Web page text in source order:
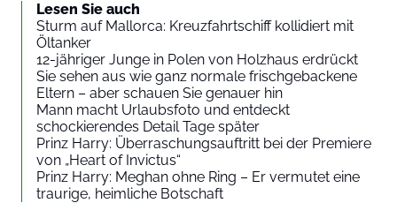
Lesen Sie auch
Sturm auf Mallorca: Kreuzfahrtschiff kollidiert mit
Öltanker
12-jähriger Junge in Polen von Holzhaus erdrückt
Sie sehen aus wie ganz normale frischgebackene
Eltern – aber schauen Sie genauer hin
Mann macht Urlaubsfoto und entdeckt
schockierendes Detail Tage später
Prinz Harry: Überraschungsauftritt bei der Premiere
von „Heart of Invictus“
Prinz Harry: Meghan ohne Ring – Er vermutet eine
traurige, heimliche Botschaft